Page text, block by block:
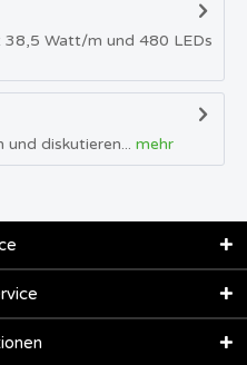
38,5 Watt/m und 480 LEDs
und diskutieren... mehr